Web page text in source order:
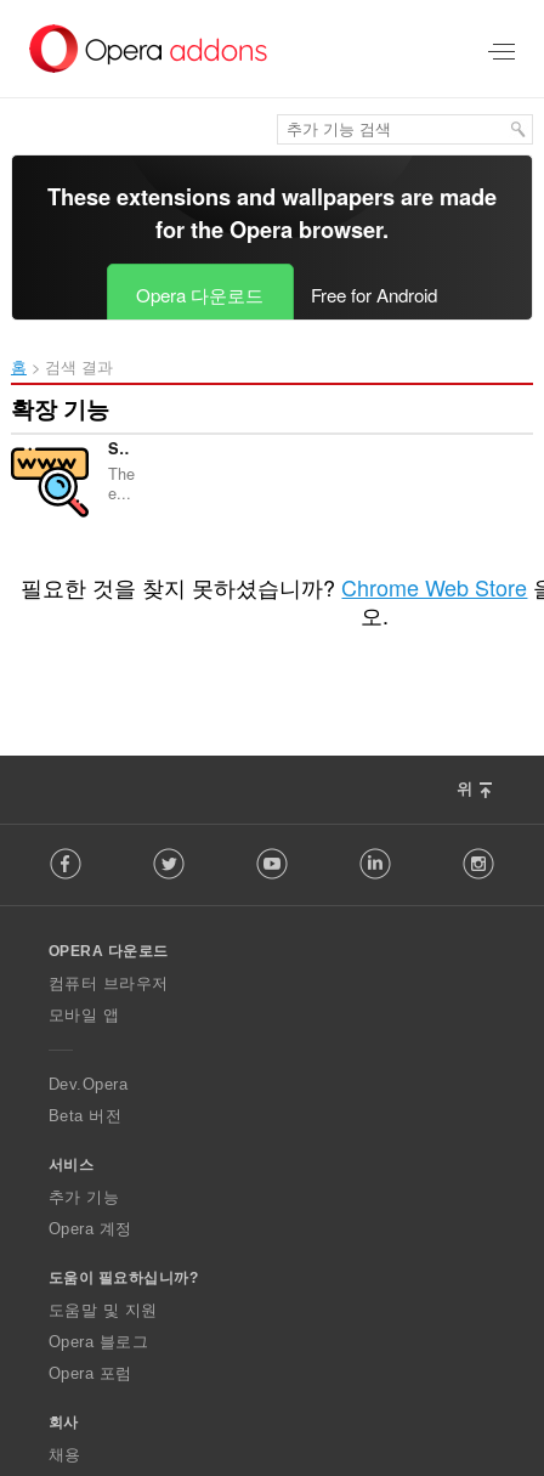
건
These extensions and wallpapers are made
for theOpera browser.
Opera 다운로드 Free for Android
홈 검색 결과
확장 기능
Search by image on Aliexpress
The
e...
등
급
필요한 것을 찾지 못하셨습니까? Chrome Web Store
오.
위
o
w
O
p
a
Facebook Twitter Youtube LinkedIn
OPERA 다운로드
컴퓨터 브라우저
모바일 앱
Dev.Opera
Beta 버전
서비스
추가 기능
Opera 계정
도움이 필요하십니까?
도움말 및 지원
Opera 블로그
Opera 포럼
회사
채용